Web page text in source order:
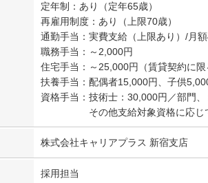
定年制：あり（定年65歳）
再雇用制度：あり（上限70歳）
通勤手当：実費支給（上限あり）/月
職務手当：～2,000円
住宅手当：～25,000円（賃貸契約に限
扶養手当：配偶者15,000円、子供
資格手当：技術士：30,000円／部門
その他支給対象資格に応じて
株式会社キャリアプラス 新宿支店
採用担当